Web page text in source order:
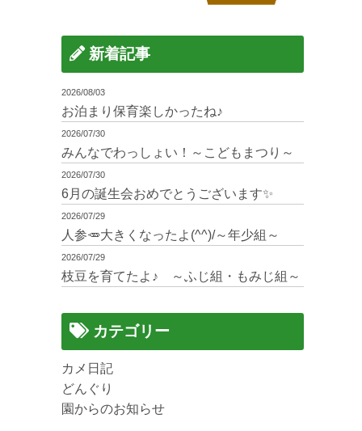
新着記事
2026/08/03
お泊まり保育楽しかったね♪
2026/07/30
みんなでわっしょい！～こどもまつり～
2026/07/30
6月の誕生会おめでとうございます✨
2026/07/29
人参🥕大きくなったよ(^^)/～年少組～
2026/07/29
枝豆を育てたよ♪ ～ふじ組・もみじ組～
カテゴリー
カメ日記
どんぐり
園からのお知らせ